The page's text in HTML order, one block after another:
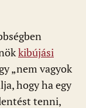
kibújási
„nem vagyok
hogy ha egy
tenni,